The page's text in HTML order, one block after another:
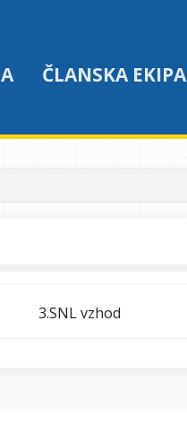
ČLANSKA EKIPA
3.SNL vzhod